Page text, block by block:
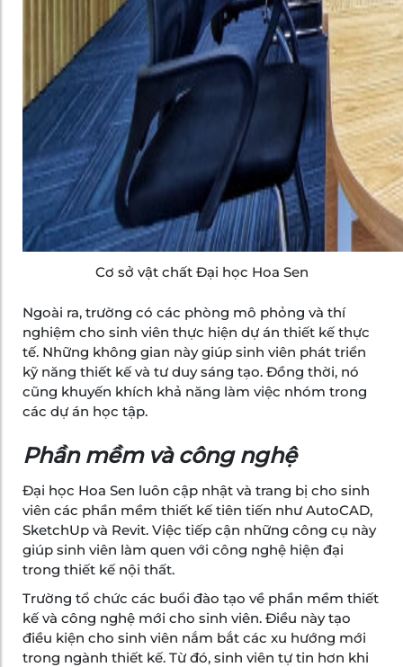
Cơ sở vật chất Đại học Hoa Sen
Ngoài ra, trường có các phòng mô phỏng và thí
nghiệm cho sinh viên thực hiện dự án thiết kế thực
tế. Những không gian này giúp sinh viên phát triển
kỹ năng thiết kế và tư duy sáng tạo. Đồng thời, nó
cũng khuyến khích khả năng làm việc nhóm trong
các dự án học tập.
Phần mềm và công nghệ
Đại học Hoa Sen luôn cập nhật và trang bị cho sinh
viên các phần mềm thiết kế tiên tiến như AutoCAD,
SketchUp và Revit. Việc tiếp cận những công cụ này
giúp sinh viên làm quen với công nghệ hiện đại
trong thiết kế nội thất.
Trường tổ chức các buổi đào tạo về phần mềm thiết
kế và công nghệ mới cho sinh viên. Điều này tạo
điều kiện cho sinh viên nắm bắt các xu hướng mới
trong ngành thiết kế. Từ đó, sinh viên tự tin hơn khi